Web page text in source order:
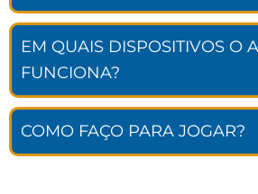
EM QUAIS DISPOSITIVOS O
FUNCIONA?
COMO FAÇO PARA JOGAR?